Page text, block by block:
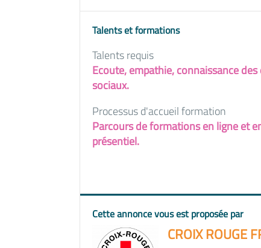
Talents et formations
Talents requis
Ecoute, empathie, connaissance
sociaux.
Processus d'accueil formation
Parcours de formations en ligne et
présentiel.
Cette annonce vous est proposée par
CROIX ROUGE